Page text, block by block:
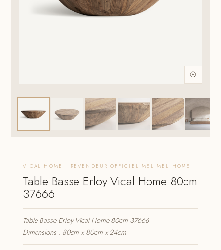
VICAL HOME · REVENDEUR OFFICIEL MELIMEL HOME
Table Basse Erloy Vical Home 80cm
37666
Table Basse Erloy Vical Home 80cm 37666
Dimensions : 80cm x 80cm x 24cm